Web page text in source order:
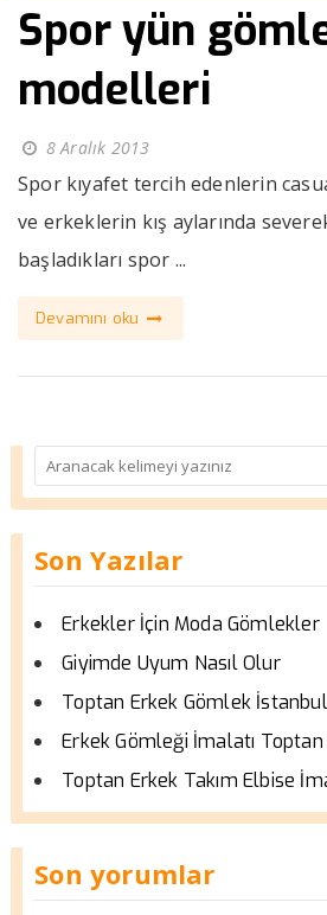
Spor yün
modelleri
8 Aralık 2013
Spor kıyafet tercih edenlerin
ve erkeklerin kış aylarında
başladıkları spor ...
Devamını oku
Son Yazılar
Erkekler İçin Moda Gömlekler
Giyimde Uyum Nasıl Olur
Toptan Erkek Gömlek İstanbul
Erkek Gömleği İmalatı Toptan
Toptan Erkek Takım Elbise
Son yorumlar